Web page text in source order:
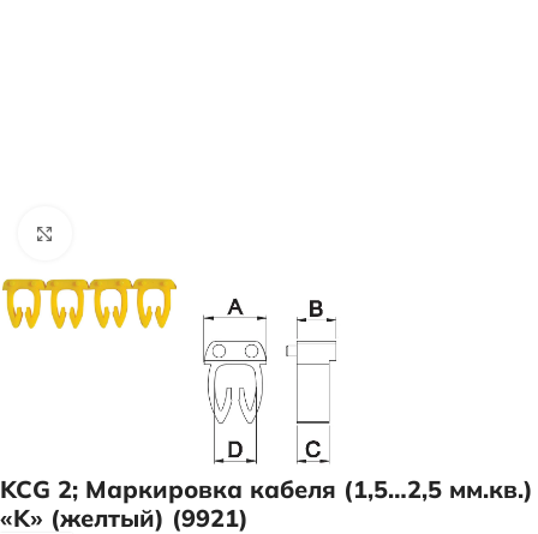
KCG 2; Маркировка кабеля (1,5…2,5 мм.кв.)
«K» (желтый) (9921)